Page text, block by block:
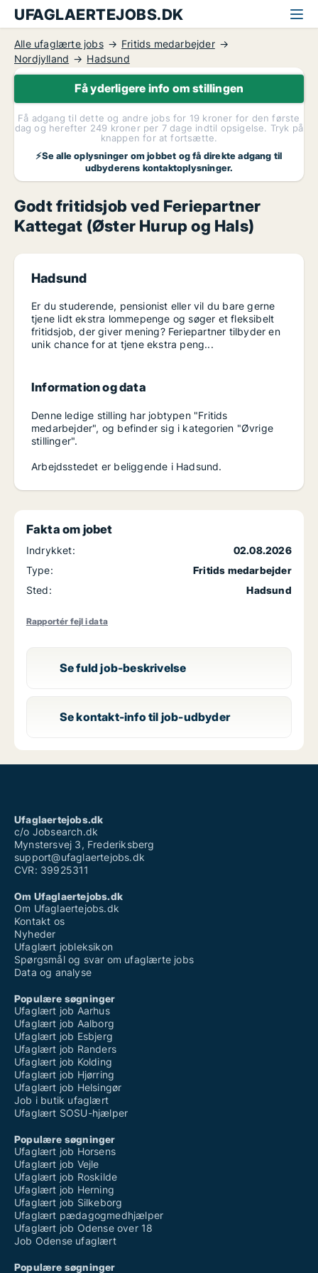
UFAGLAERTEJOBS.DK
Alle ufaglærte jobs
Fritids medarbejder
Nordjylland
Hadsund
Få yderligere info om stillingen
Få adgang til dette og andre jobs for 19 kroner for den første
dag og herefter 249 kroner per 7 dage indtil opsigelse. Tryk på
knappen for at fortsætte.
⚡Se alle oplysninger om jobbet og få direkte adgang til
udbyderens kontaktoplysninger.
Godt fritidsjob ved Feriepartner
Kattegat (Øster Hurup og Hals)
Hadsund
Er du studerende, pensionist eller vil du bare gerne
tjene lidt ekstra lommepenge og søger et fleksibelt
fritidsjob, der giver mening? Feriepartner tilbyder en
unik chance for at tjene ekstra peng...
Information og data
Denne ledige stilling har jobtypen "Fritids
medarbejder", og befinder sig i kategorien "Øvrige
stillinger".
Arbejdsstedet er beliggende i Hadsund.
Fakta om jobet
Indrykket:
02.08.2026
Type:
Fritids medarbejder
Sted:
Hadsund
Rapportér fejl i data
Se fuld job-beskrivelse
Se kontakt-info til job-udbyder
Ufaglaertejobs.dk
c/o Jobsearch.dk
Mynstersvej 3, Frederiksberg
support@ufaglaertejobs.dk
CVR: 39925311
Om Ufaglaertejobs.dk
Om Ufaglaertejobs.dk
Kontakt os
Nyheder
Ufaglært jobleksikon
Spørgsmål og svar om ufaglærte jobs
Data og analyse
Populære søgninger
Ufaglært job Aarhus
Ufaglært job Aalborg
Ufaglært job Esbjerg
Ufaglært job Randers
Ufaglært job Kolding
Ufaglært job Hjørring
Ufaglært job Helsingør
Job i butik ufaglært
Ufaglært SOSU-hjælper
Populære søgninger
Ufaglært job Horsens
Ufaglært job Vejle
Ufaglært job Roskilde
Ufaglært job Herning
Ufaglært job Silkeborg
Ufaglært pædagogmedhjælper
Ufaglært job Odense over 18
Job Odense ufaglært
Populære søgninger